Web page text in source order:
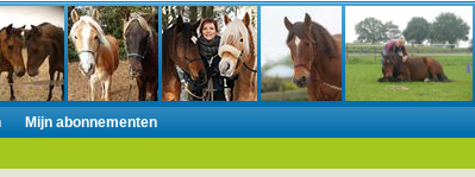
Mijn abonnementen